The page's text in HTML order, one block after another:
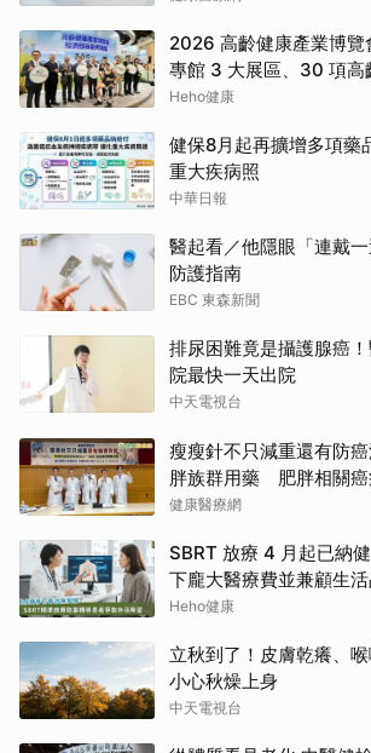
2026 高齡健康產業博覽
專館 3 大展區、30 項高
Heho健康
健保8月起再擴增多項藥
重大疾病照
中華日報
醫起看／他隱眼「連戴
防護指南
EBC 東森新聞
排尿困難竟是攝護腺癌
院最快一天出院
中天電視台
瘦瘦針不只減重還有防
胖族群用藥 肥胖相關癌
健康醫療網
SBRT 放療 4 月起已納
下龐大醫療費並兼顧生
Heho健康
立秋到了！皮膚乾癢、
小心秋燥上身
中天電視台